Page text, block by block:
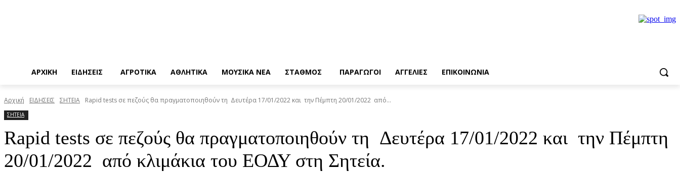
ΑΡΧΙΚΗ ΕΙΔΗΣΕΙΣ ΑΓΡΟΤΙΚΑ ΑΘΛΗΤΙΚΑ ΜΟΥΣΙΚΑ ΝΕΑ ΣΤΑΘΜΟΣ ΠΑΡΑΓΩΓΟΙ ΑΓΓΕΛΙΕΣ ΕΠΙΚΟΙΝΩΝΙΑ
Αρχική ΕΙΔΗΣΕΙΣ ΣΗΤΕΙΑ Rapid tests σε πεζούς θα πραγματοποιηθούν τη Δευτέρα 17/01/2022 και την Πέμπτη 20/01/2022 από...
ΣΗΤΕΙΑ
Rapid tests σε πεζούς θα πραγματοποιηθούν τη Δευτέρα 17/01/2022 και την Πέμπτη
20/01/2022 από κλιμάκια του ΕΟΔΥ στη Σητεία.